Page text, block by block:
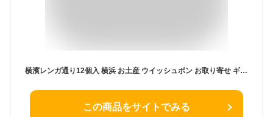
横濱レンガ通り12個入 横浜 お土産 ウイッシュボン お取り寄せ ギフト 贈答用 お菓子 焼菓子 お年賀 お中元 お歳暮 帰省土産 プレゼント お祝い
この商品をサイトでみる